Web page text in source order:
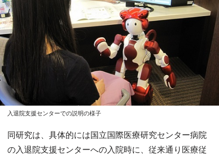
入退院支援センターでの説明の様子
同研究は、具体的には国立国際医療研究センター病院
の入退院支援センターへの入院時に、従来通り医療従